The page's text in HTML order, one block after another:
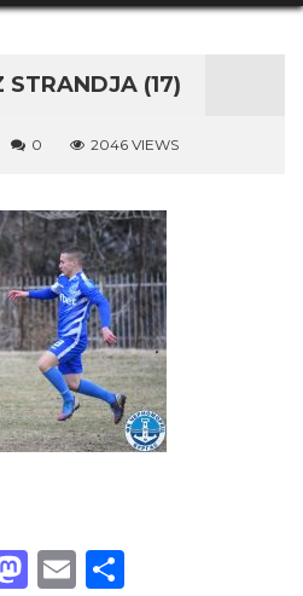
STRANDJA (17)
0 2046 VIEWS
Mastodon
Email